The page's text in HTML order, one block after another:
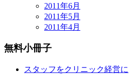
2011年6月
2011年5月
2011年4月
無料小冊子
スタッフをクリニック経営に